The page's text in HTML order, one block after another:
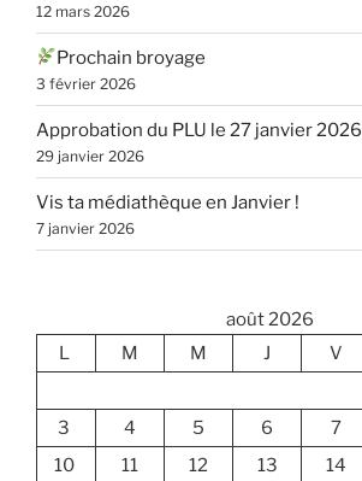
12 mars 2026
Prochain broyage
3 février 2026
Approbation du PLU le 27 janvier 2026
29 janvier 2026
Vis ta médiathèque en Janvier !
7 janvier 2026
août 2026
L
M M J V
3
4 5 6 7
10
11 12 13 14